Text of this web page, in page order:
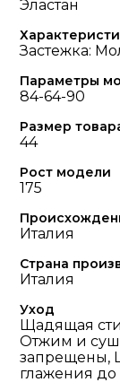
Эластан
Застежка:
Параметры
84-64-90
Размер
44
Рост модели
175
Италия
Страна
Италия
Уход
Щадящая
Отжим и
запрещены,
глажения до